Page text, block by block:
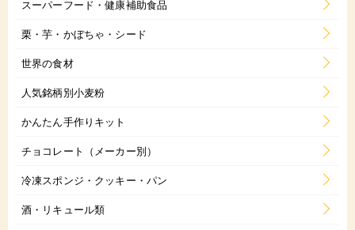
スーパーフード・健康補助食品
栗・芋・かぼちゃ・シード
世界の食材
人気銘柄別小麦粉
かんたん手作りキット
チョコレート（メーカー別）
冷凍スポンジ・クッキー・パン
酒・リキュール類